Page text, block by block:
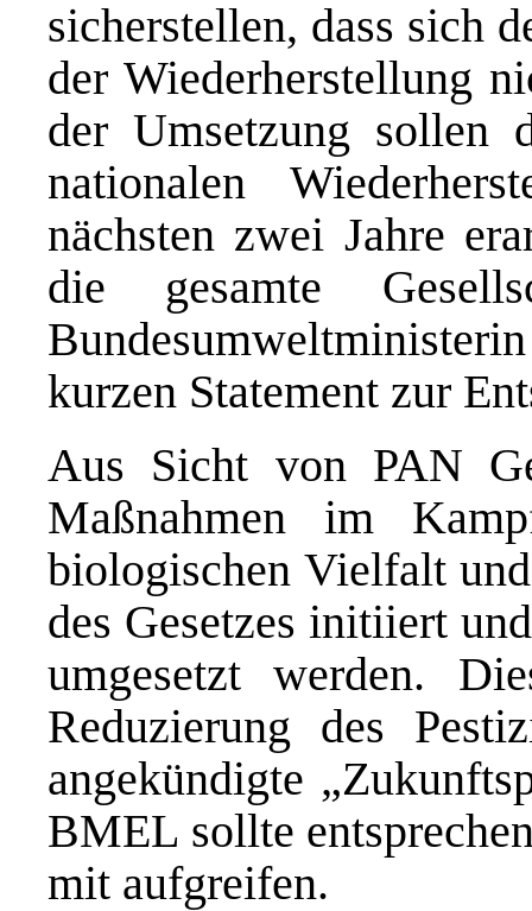
sicherstellen, dass sich
der Wiederherstellung
der Umsetzung sollen
nationalen
nächsten zwei Jahre
die gesamte
kurzen Statement zur
Aus Sicht von PAN
Maßnahmen im
biologischen Vielfalt
des Gesetzes initiiert
umgesetzt werden.
Reduzierung des
angekündigte „
BMEL sollte
mit aufgreifen.